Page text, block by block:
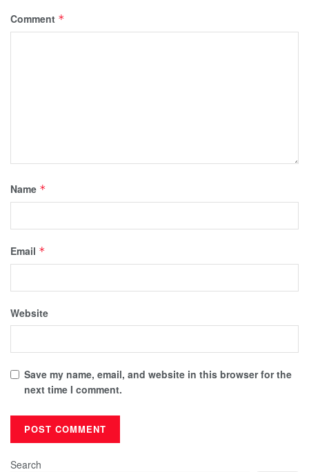
Comment *
Name *
Email *
Website
Save my name, email, and website in this browser for the
next time I comment.
Search